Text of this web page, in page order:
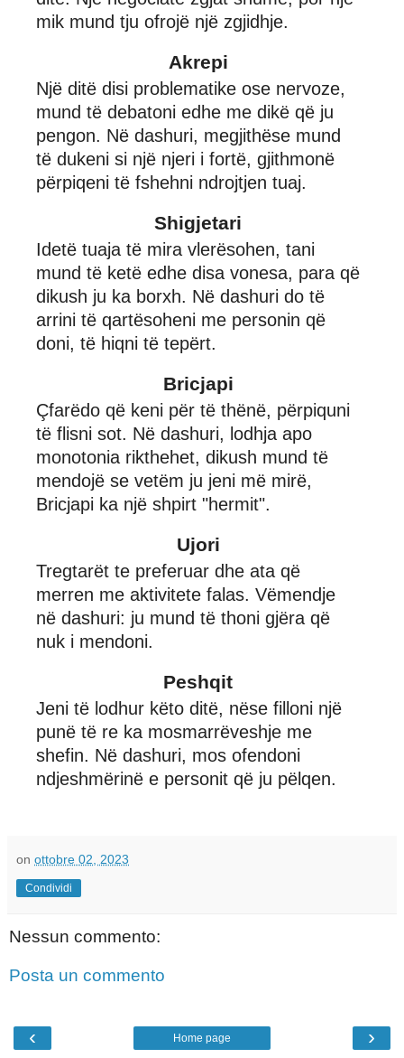
mik mund tju ofrojë një zgjidhje.
Akrepi
Një ditë disi problematike ose nervoze,
mund të debatoni edhe me dikë që ju
pengon. Në dashuri, megjithëse mund
të dukeni si një njeri i fortë, gjithmonë
përpiqeni të fshehni ndrojtjen tuaj.
Shigjetari
Idetë tuaja të mira vlerësohen, tani
mund të ketë edhe disa vonesa, para që
dikush ju ka borxh. Në dashuri do të
arrini të qartësoheni me personin që
doni, të hiqni të tepërt.
Bricjapi
Çfarëdo që keni për të thënë, përpiquni
të flisni sot. Në dashuri, lodhja apo
monotonia rikthehet, dikush mund të
mendojë se vetëm ju jeni më mirë,
Bricjapi ka një shpirt "hermit".
Ujori
Tregtarët te preferuar dhe ata që
merren me aktivitete falas. Vëmendje
në dashuri: ju mund të thoni gjëra që
nuk i mendoni.
Peshqit
Jeni të lodhur këto ditë, nëse filloni një
punë të re ka mosmarrëveshje me
shefin. Në dashuri, mos ofendoni
ndjeshmërinë e personit që ju pëlqen.
on ottobre 02, 2023
Condividi
Nessun commento:
Posta un commento
‹ ›
Home page